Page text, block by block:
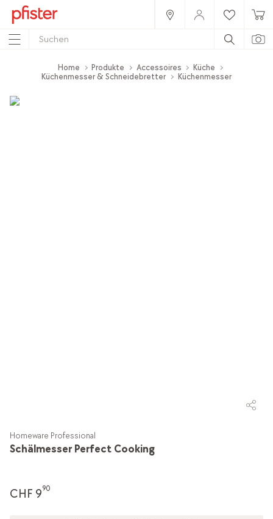
Home Produkte Accessoires
Küche
Küchenmesser & Schneidebretter
Küchenmesser
Schälmesser Perfect Cooking
Homeware Professional
CHF 990